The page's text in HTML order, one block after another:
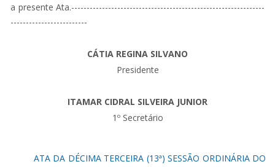
a presente Ata.---------------------------------------------------------------
-------------------------
CÁTIA REGINA SILVANO
Presidente
ITAMAR CIDRAL SILVEIRA JUNIOR
1º Secretário
ATA DA DÉCIMA TERCEIRA (13ª) SESSÃO ORDINÁRIA DO